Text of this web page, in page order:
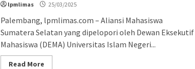
lpmlimas 25/03/2025
Palembang, lpmlimas.com – Aliansi Mahasiswa
Sumatera Selatan yang dipelopori oleh Dewan Eksekutif
Mahasiswa (DEMA) Universitas Islam Negeri...
Read More